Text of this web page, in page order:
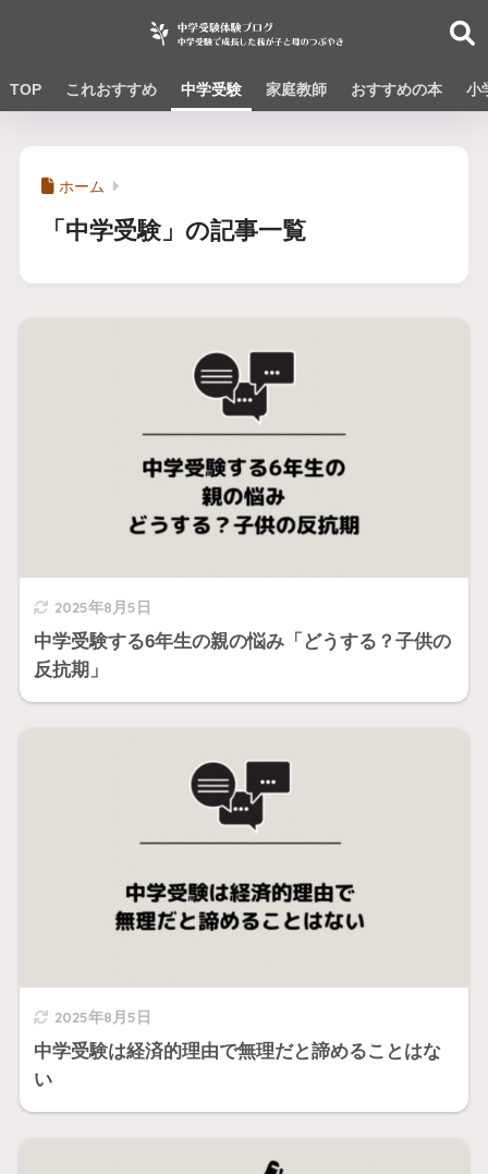
TOP これおすすめ 中学受験 家庭教師 おすすめの本 小
ホーム
「中学受験」の記事一覧
2025年8月5日
中学受験する6年生の親の悩み「どうする？子供の
反抗期」
2025年8月5日
中学受験は経済的理由で無理だと諦めることはな
い